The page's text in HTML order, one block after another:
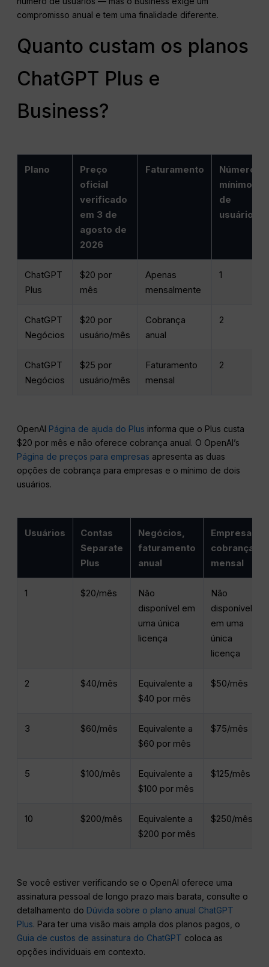
compromisso anual e tem uma finalidade diferente.
Quanto custam os planos
ChatGPT Plus e
Business?
Plano
Preço
oficial
verificado
em 3 de
agosto de
2026
Faturamento
Número
mínimo
de
usuários
ChatGPT
Plus
$20 por
mês
Apenas
mensalmente
1
ChatGPT
Negócios
$20 por
usuário/mês
Cobrança
anual
2
ChatGPT
Negócios
$25 por
usuário/mês
Faturamento
mensal
2
OpenAI Página de ajuda do Plus informa que o Plus custa
$20 por mês e não oferece cobrança anual. O OpenAI’s
Página de preços para empresas apresenta as duas
opções de cobrança para empresas e o mínimo de dois
usuários.
Usuários
Contas
Separate
Plus
Negócios,
faturamento
anual
Empresas,
cobrança
mensal
1 $20/mês
Não
disponível em
uma única
licença
Não
disponível
em uma
única
licença
2 $40/mês
Equivalente a
$40 por mês
$50/mês
3 $60/mês
Equivalente a
$60 por mês
$75/mês
5 $100/mês
Equivalente a
$100 por mês
$125/mês
10 $200/mês
Equivalente a
$200 por mês
$250/mês
Se você estiver verificando se o OpenAI oferece uma
assinatura pessoal de longo prazo mais barata, consulte o
detalhamento do Dúvida sobre o plano anual ChatGPT
Plus. Para ter uma visão mais ampla dos planos pagos, o
Guia de custos de assinatura do ChatGPT coloca as
opções individuais em contexto.